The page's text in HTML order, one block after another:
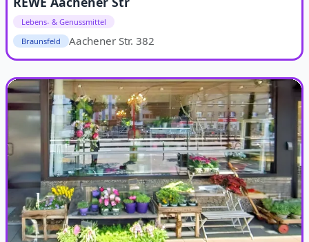
Lebens- & Genussmittel
Braunsfeld
Aachener Str. 382